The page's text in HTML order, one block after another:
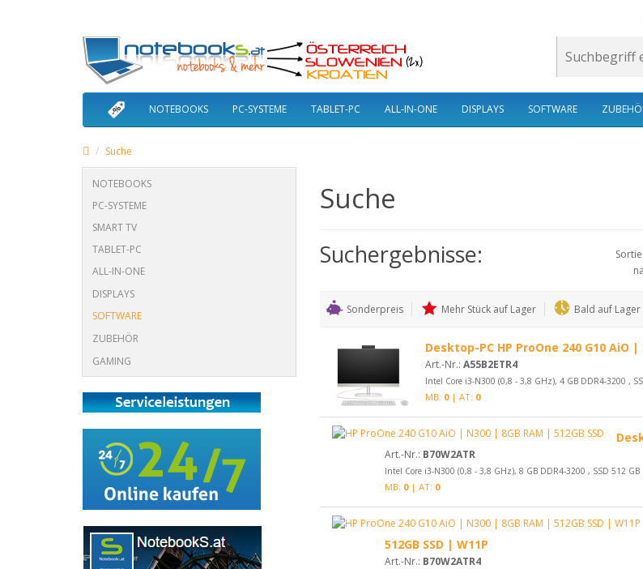
NOTEBOOKS PC-SYSTEME TABLET-PC ALL-IN-ONE DISPLAYS SOFTWARE
Suche
NOTEBOOKS
PC-SYSTEME
SMART TV
TABLET-PC
ALL-IN-ONE
DISPLAYS
SOFTWARE
ZUBEHÖR
GAMING
Suche
Suchergebnisse:
Sonderpreis Mehr Stück auf Lager Bald auf Lager
Desktop-PC HP ProOne 240 G10 AiO
Art.-Nr.: A55B2ETR4
Intel Core i3-N300 (0,8 - 3,8 GHz), 4 GB DDR4-3200 ,
MB: 0| AT: 0
Art.-Nr.: B70W2ATR
Intel Core i3-N300 (0,8 - 3,8 GHz), 8 GB DDR4-3200 , SSD 512
MB: 0| AT: 0
512GB SSD | W11P
Art.-Nr.: B70W2ATR4